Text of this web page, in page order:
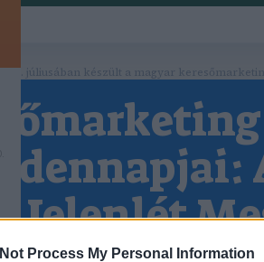
Process My Personal Information
júliusában készült a magyar
Jelenlét
Reggeli Értekezlet: Az